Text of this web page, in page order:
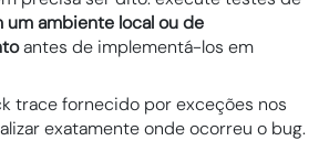
um ambiente local ou de
antes de implementá-los em
trace fornecido por exceções nos
exatamente onde ocorreu o bug.